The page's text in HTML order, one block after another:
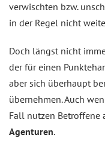
verwischten bzw.
in der Regel nicht
Doch längst nicht
der für einen
aber sich überhaupt
übernehmen. Auch
Fall nutzen Betroffene
Agenturen.